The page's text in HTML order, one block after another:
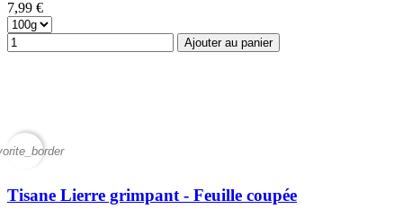
7,99 €
Ajouter au panier
Tisane Lierre grimpant - Feuille coupée